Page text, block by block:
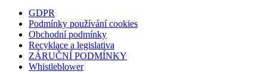
GDPR
Podmínky používání cookies
Obchodní podmínky
Recyklace a legislativa
ZÁRUČNÍ PODMÍNKY
Whistleblower